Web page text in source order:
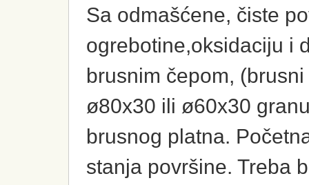
Sa odmašćene, čiste
ogrebotine,oksidaciju i
brusnim čepom,
ø80x30 ili ø60x30
brusnog platna.
stanja površine. Treba